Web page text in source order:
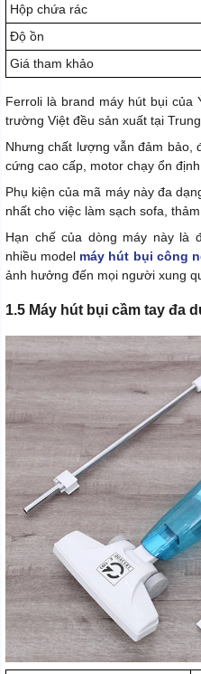
Hộp chứa rác
Độ ồn
Giá tham khảo
Ferroli là brand máy hút bụi của
trường Việt đều sản xuất tại Trung
Nhưng chất lượng vẫn đảm bảo,
cứng cao cấp, motor chạy ổn
Phụ kiện của mã máy này đa
nhất cho việc làm sạch sofa,
Hạn chế của dòng máy này là
nhiều model máy hút bụi công
ảnh hưởng đến mọi người xung
1.5 Máy hút bụi cầm tay đa